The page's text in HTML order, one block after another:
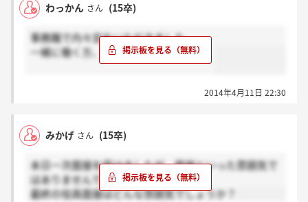
わっかん さん (15卒)
事務職で内々定をいただきました。
一緒に働く方、よろしくお願いします。
2014年4月11日 22:30
みかげ さん (15卒)
本日一次面接を受けましたが、面接といった雰囲気で
はありませんでした。
最終の役員面接はどんな雰囲気でしょうか？